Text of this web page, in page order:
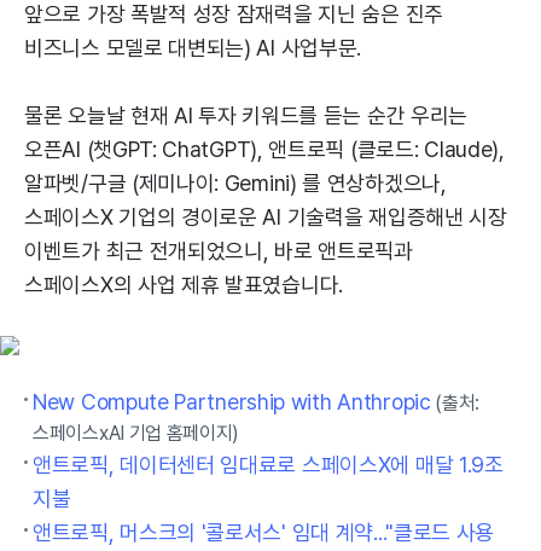
앞으로 가장 폭발적 성장 잠재력을 지닌 숨은 진주
비즈니스 모델로 대변되는) AI 사업부문.
물론 오늘날 현재 AI 투자 키워드를 듣는 순간 우리는
오픈AI (챗GPT: ChatGPT), 앤트로픽 (클로드: Claude),
알파벳/구글 (제미나이: Gemini) 를 연상하겠으나,
스페이스X 기업의 경이로운 AI 기술력을 재입증해낸 시장
이벤트가 최근 전개되었으니, 바로 앤트로픽과
스페이스X의 사업 제휴 발표였습니다.
New Compute Partnership with Anthropic (출처:
스페이스xAI 기업 홈페이지)
앤트로픽, 데이터센터 임대료로 스페이스X에 매달 1.9조
지불
앤트로픽, 머스크의 '콜로서스' 임대 계약..."클로드 사용